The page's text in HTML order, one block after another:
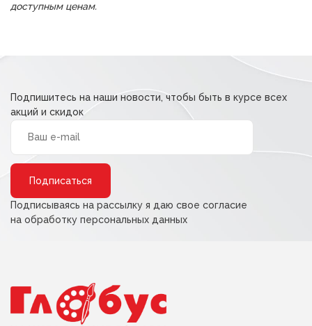
доступным ценам.
Подпишитесь на наши новости, чтобы быть в курсе всех
акций и скидок
Подписываясь на рассылку я даю свое согласие
на обработку персональных данных